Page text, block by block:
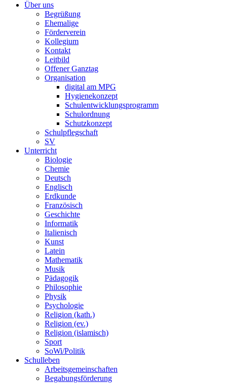
Über uns
Begrüßung
Ehemalige
Förderverein
Kollegium
Kontakt
Leitbild
Offener Ganztag
Organisation
digital am MPG
Hygienekonzept
Schulentwicklungsprogramm
Schulordnung
Schutzkonzept
Schulpflegschaft
SV
Unterricht
Biologie
Chemie
Deutsch
Englisch
Erdkunde
Französisch
Geschichte
Informatik
Italienisch
Kunst
Latein
Mathematik
Musik
Pädagogik
Philosophie
Physik
Psychologie
Religion (kath.)
Religion (ev.)
Religion (islamisch)
Sport
SoWi/Politik
Schulleben
Arbeitsgemeinschaften
Begabungsförderung